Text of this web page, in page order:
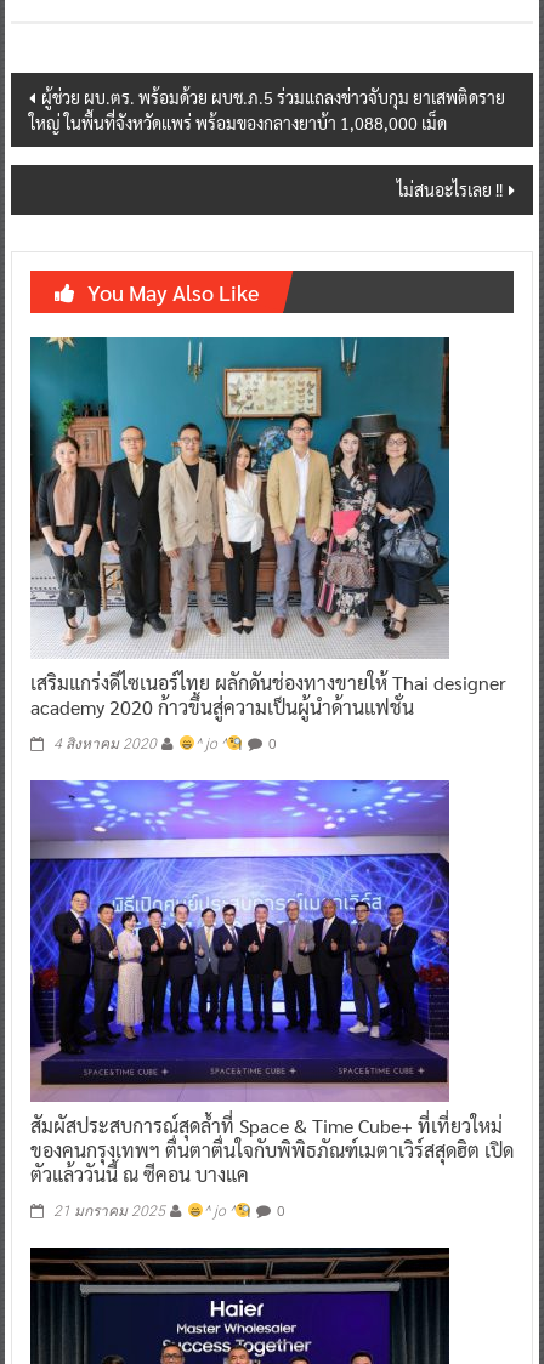
Post
navigation
ผู้ช่วย ผบ.ตร. พร้อมด้วย ผบช.ภ.5 ร่วมแถลงข่าวจับกุม ยาเสพติดราย
ใหญ่ ในพื้นที่จังหวัดแพร่ พร้อมของกลางยาบ้า 1,088,000 เม็ด
ไม่สนอะไรเลย !!
You May Also Like
เสริมแกร่งดีไซเนอร์ไทย ผลักดันช่องทางขายให้ Thai designer
academy 2020 ก้าวขึ้นสู่ความเป็นผู้นำด้านแฟชั่น
4 สิงหาคม 2020 ^ jo ^ 0
สัมผัสประสบการณ์สุดล้ำที่ Space & Time Cube+ ที่เที่ยวใหม่
ของคนกรุงเทพฯ ตื่นตาตื่นใจกับพิพิธภัณฑ์เมตาเวิร์สสุดฮิต เปิด
ตัวแล้ววันนี้ ณ ซีคอน บางแค
21 มกราคม 2025 ^ jo ^ 0